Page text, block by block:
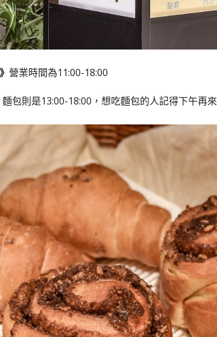
營業時間為11:00-18:00
麵包則是13:00-18:00 ，想吃麵包的人記得下午再來